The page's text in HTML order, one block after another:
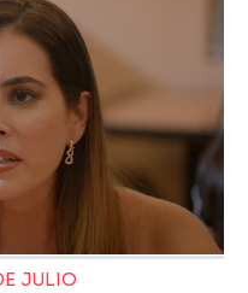
JULIO